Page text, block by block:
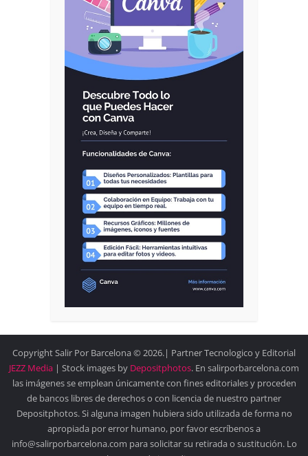
Copyright Salir Por Barcelona © 2026.| Partner Tecnologico y Editorial
JEZZ Media | Stock images by Depositphotos. En salirporbarcelona.com
las imágenes se emplean únicamente con fines editoriales y proceden
de bancos libres de derechos o con licencia de nuestro partner
Depositphotos. Si alguna imagen hubiera sido utilizada de forma no
apropiada por error humano, por favor escríbenos a
info@salirporbarcelona.com para solicitar su retirada o sustitución. Lo